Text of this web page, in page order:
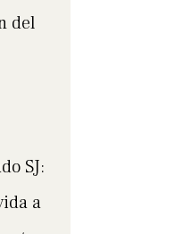
del
SJ:
a